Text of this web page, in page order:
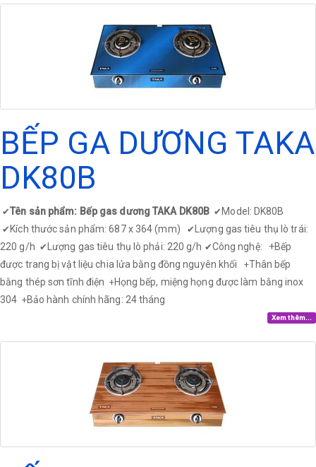
BẾP GA DƯƠNG TAKA
DK80B
✔Tên sản phẩm: Bếp gas dương TAKA DK80B ✔ Model: DK80B
✔ Kích thước sản phẩm: 687 x 364 (mm) ✔
Lượng gas tiêu thụ lò trái:
220 g/h ✔ Lượng gas tiêu thụ lò phải: 220 g/h ✔Công nghệ: +Bếp
được trang bị vật liệu chia lửa bằng đồng nguyên khối +Thân bếp
bằng thép sơn tĩnh điện +Họng bếp, miệng họng được làm bằng inox
304 +Bảo hành chính hãng: 24 tháng
Xem thêm...